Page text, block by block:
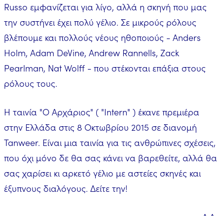
Russo εμφανίζεται για λίγο, αλλά η σκηνή που μας
την συστήνει έχει πολύ γέλιο. Σε μικρούς ρόλους
βλέπουμε και πολλούς νέους ηθοποιούς - Anders
Holm, Adam DeVine, Andrew Rannells, Zack
Pearlman, Nat Wolff - που στέκονται επάξια στους
ρόλους τους.
Η ταινία "Ο Αρχάριος" ( "Intern" ) έκανε πρεμιέρα
στην Ελλάδα στις 8 Οκτωβρίου 2015 σε διανομή
Tanweer. Είναι μια ταινία για τις ανθρώπινες σχέσεις,
που όχι μόνο δε θα σας κάνει να βαρεθείτε, αλλά θα
σας χαρίσει κι αρκετό γέλιο με αστείες σκηνές και
έξυπνους διαλόγους. Δείτε την!